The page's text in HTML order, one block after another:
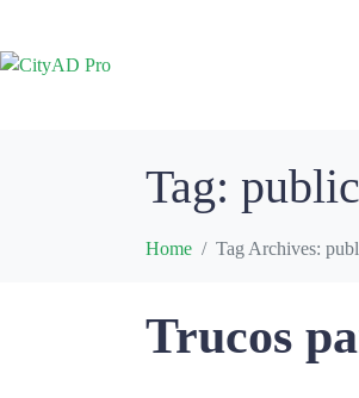
Tag:
Home Tag Archives:
Trucos